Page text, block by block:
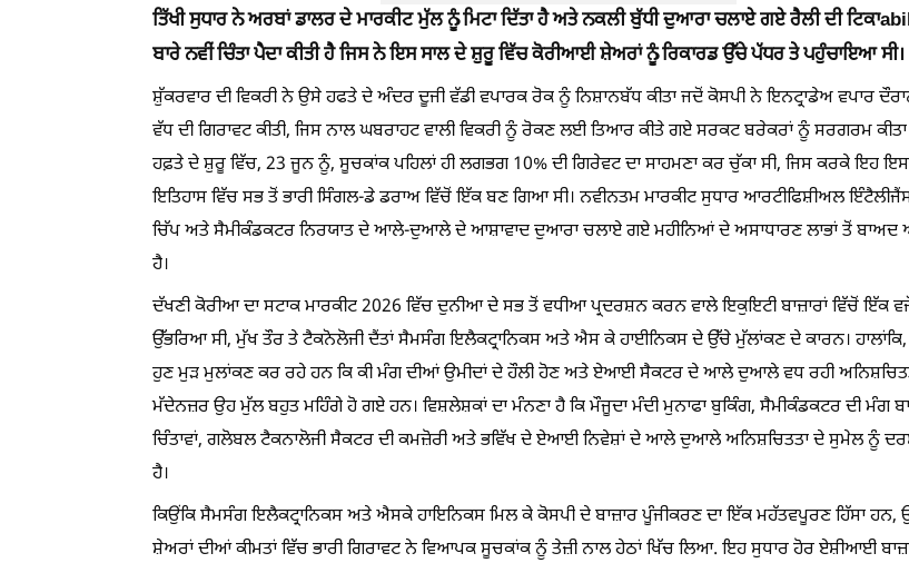
ਤਿੱਖੀ ਸੁਧਾਰ ਨੇ ਅਰਬਾਂ ਡਾਲਰ ਦੇ ਮਾਰਕੀਟ ਮੁੱਲ ਨੂੰ ਮਿਟਾ ਦਿੱਤਾ ਹੈ ਅਤੇ ਨਕਲੀ ਬੁੱਧੀ ਦੁਆਰਾ ਚਲਾਏ ਗਏ ਰੈਲੀ ਦੀ
ਬਾਰੇ ਨਵੀਂ ਚਿੰਤਾ ਪੈਦਾ ਕੀਤੀ ਹੈ ਜਿਸ ਨੇ ਇਸ ਸਾਲ ਦੇ ਸ਼ੁਰੂ ਵਿੱਚ ਕੋਰੀਆਈ ਸ਼ੇਅਰਾਂ ਨੂੰ ਰਿਕਾਰਡ ਉੱਚੇ ਪੱਧਰ ਤੇ ਪਹੁੰਚਾਇਆ ਸੀ।
ਸ਼ੁੱਕਰਵਾਰ ਦੀ ਵਿਕਰੀ ਨੇ ਉਸੇ ਹਫਤੇ ਦੇ ਅੰਦਰ ਦੂਜੀ ਵੱਡੀ ਵਪਾਰਕ ਰੋਕ ਨੂੰ ਨਿਸ਼ਾਨਬੱਧ ਕੀਤਾ ਜਦੋਂ ਕੋਸਪੀ ਨੇ ਇਨਟ੍ਰਾਡੇਅ ਵਪਾਰ
ਵੱਧ ਦੀ ਗਿਰਾਵਟ ਕੀਤੀ, ਜਿਸ ਨਾਲ ਘਬਰਾਹਟ ਵਾਲੀ ਵਿਕਰੀ ਨੂੰ ਰੋਕਣ ਲਈ ਤਿਆਰ ਕੀਤੇ ਗਏ ਸਰਕਟ ਬਰੇਕਰਾਂ ਨੂੰ ਸਰਗਰਮ
ਹਫ਼ਤੇ ਦੇ ਸ਼ੁਰੂ ਵਿੱਚ, 23 ਜੂਨ ਨੂੰ, ਸੂਚਕਾਂਕ ਪਹਿਲਾਂ ਹੀ ਲਗਭਗ 10% ਦੀ ਗਿਰੇਵਟ ਦਾ ਸਾਹਮਣਾ ਕਰ ਚੁੱਕਾ ਸੀ, ਜਿਸ ਕਰਕੇ ਇਹ
ਇਤਿਹਾਸ ਵਿੱਚ ਸਭ ਤੋਂ ਭਾਰੀ ਸਿੰਗਲ-ਡੇ ਡਰਾਅ ਵਿੱਚੋਂ ਇੱਕ ਬਣ ਗਿਆ ਸੀ। ਨਵੀਨਤਮ ਮਾਰਕੀਟ ਸੁਧਾਰ ਆਰਟੀਫਿਸ਼ੀਅਲ
ਚਿੱਪ ਅਤੇ ਸੈਮੀਕੰਡਕਟਰ ਨਿਰਯਾਤ ਦੇ ਆਲੇ-ਦੁਆਲੇ ਦੇ ਆਸ਼ਾਵਾਦ ਦੁਆਰਾ ਚਲਾਏ ਗਏ ਮਹੀਨਿਆਂ ਦੇ ਅਸਾਧਾਰਣ ਲਾਭਾਂ ਤੋਂ
ਹੈ।
ਦੱਖਣੀ ਕੋਰੀਆ ਦਾ ਸਟਾਕ ਮਾਰਕੀਟ 2026 ਵਿੱਚ ਦੁਨੀਆ ਦੇ ਸਭ ਤੋਂ ਵਧੀਆ ਪ੍ਰਦਰਸ਼ਨ ਕਰਨ ਵਾਲੇ ਇਕੁਇਟੀ ਬਾਜ਼ਾਰਾਂ ਵਿੱਚੋਂ ਇੱਕ
ਉੱਭਰਿਆ ਸੀ, ਮੁੱਖ ਤੌਰ ਤੇ ਟੈਕਨੋਲੋਜੀ ਦੈਂਤਾਂ ਸੈਮਸੰਗ ਇਲੈਕਟ੍ਰਾਨਿਕਸ ਅਤੇ ਐਸ ਕੇ ਹਾਈਨਿਕਸ ਦੇ ਉੱਚੇ ਮੁੱਲਾਂਕਣ ਦੇ ਕਾਰਨ।
ਹੁਣ ਮੁੜ ਮੁਲਾਂਕਣ ਕਰ ਰਹੇ ਹਨ ਕਿ ਕੀ ਮੰਗ ਦੀਆਂ ਉਮੀਦਾਂ ਦੇ ਹੌਲੀ ਹੋਣ ਅਤੇ ਏਆਈ ਸੈਕਟਰ ਦੇ ਆਲੇ ਦੁਆਲੇ ਵਧ ਰਹੀ
ਮੱਦੇਨਜ਼ਰ ਉਹ ਮੁੱਲ ਬਹੁਤ ਮਹਿੰਗੇ ਹੋ ਗਏ ਹਨ। ਵਿਸ਼ਲੇਸ਼ਕਾਂ ਦਾ ਮੰਨਣਾ ਹੈ ਕਿ ਮੌਜੂਦਾ ਮੰਦੀ ਮੁਨਾਫਾ ਬੁਕਿੰਗ, ਸੈਮੀਕੰਡਕਟਰ ਦੀ ਮੰਗ
ਚਿੰਤਾਵਾਂ, ਗਲੋਬਲ ਟੈਕਨਾਲੋਜੀ ਸੈਕਟਰ ਦੀ ਕਮਜ਼ੋਰੀ ਅਤੇ ਭਵਿੱਖ ਦੇ ਏਆਈ ਨਿਵੇਸ਼ਾਂ ਦੇ ਆਲੇ ਦੁਆਲੇ ਅਨਿਸ਼ਚਿਤਤਾ ਦੇ ਸੁਮੇਲ ਨੂੰ
ਹੈ।
ਕਿਉਂਕਿ ਸੈਮਸੰਗ ਇਲੈਕਟ੍ਰਾਨਿਕਸ ਅਤੇ ਐਸਕੇ ਹਾਇਨਿਕਸ ਮਿਲ ਕੇ ਕੋਸਪੀ ਦੇ ਬਾਜ਼ਾਰ ਪੂੰਜੀਕਰਣ ਦਾ ਇੱਕ ਮਹੱਤਵਪੂਰਣ ਹਿੱਸਾ ਹਨ,
ਸ਼ੇਅਰਾਂ ਦੀਆਂ ਕੀਮਤਾਂ ਵਿੱਚ ਭਾਰੀ ਗਿਰਾਵਟ ਨੇ ਵਿਆਪਕ ਸੂਚਕਾਂਕ ਨੂੰ ਤੇਜ਼ੀ ਨਾਲ ਹੇਠਾਂ ਖਿੱਚ ਲਿਆ. ਇਹ ਸੁਧਾਰ ਹੋਰ ਏਸ਼ੀਆਈ